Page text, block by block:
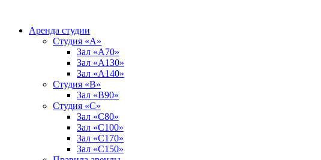
Аренда студии
Студия «А»
Зал «А70»
Зал «А130»
Зал «A140»
Студия «В»
Зал «В90»
Студия «С»
Зал «С80»
Зал «С100»
Зал «С170»
Зал «С150»